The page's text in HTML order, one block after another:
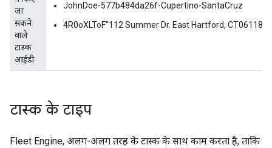
जा
सकने
वाले
टास्क
आईडी
JohnDoe-577b484da26f-Cupertino-SantaCruz
4R0oXLToF"112 Summer Dr. East Hartford,
टास्क के टाइप
Fleet Engine, अलग-अलग तरह के टास्क के साथ काम करता है, ताकि